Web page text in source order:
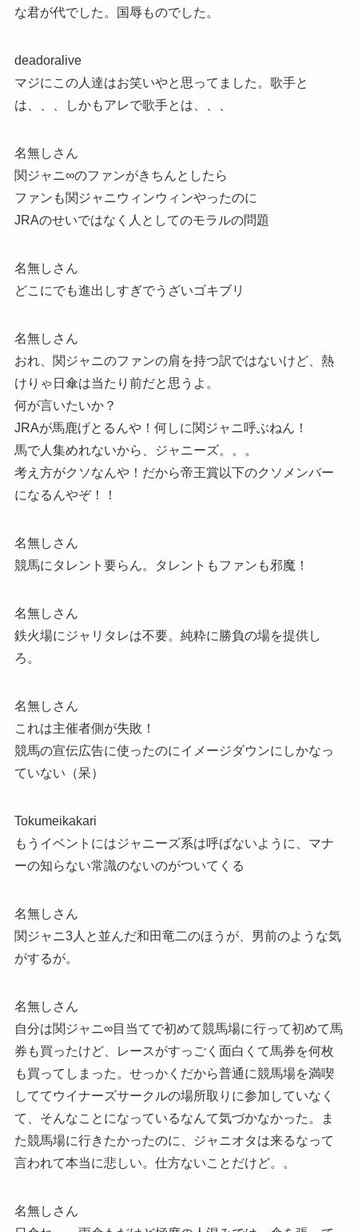
な君が代でした。国辱ものでした。
deadoralive
マジにこの人達はお笑いやと思ってました。歌手と
は、、、しかもアレで歌手とは、、、
名無しさん
関ジャニ∞のファンがきちんとしたら
ファンも関ジャニウィンウィンやったのに
JRAのせいではなく人としてのモラルの問題
名無しさん
どこにでも進出しすぎでうざいゴキブリ
名無しさん
おれ、関ジャニのファンの肩を持つ訳ではないけど、熱
けりゃ日傘は当たり前だと思うよ。
何が言いたいか？
JRAが馬鹿げとるんや！何しに関ジャニ呼ぶねん！
馬で人集めれないから、ジャニーズ。。。
考え方がクソなんや！だから帝王賞以下のクソメンバー
になるんやぞ！！
名無しさん
競馬にタレント要らん。タレントもファンも邪魔！
名無しさん
鉄火場にジャリタレは不要。純粋に勝負の場を提供し
ろ。
名無しさん
これは主催者側が失敗！
競馬の宣伝広告に使ったのにイメージダウンにしかなっ
ていない（呆）
Tokumeikakari
もうイベントにはジャニーズ系は呼ばないように、マナ
ーの知らない常識のないのがついてくる
名無しさん
関ジャニ3人と並んだ和田竜二のほうが、男前のような気
がするが。
名無しさん
自分は関ジャニ∞目当てで初めて競馬場に行って初めて馬
券も買ったけど、レースがすっごく面白くて馬券を何枚
も買ってしまった。せっかくだから普通に競馬場を満喫
しててウイナーズサークルの場所取りに参加していなく
て、そんなことになっているなんて気づかなかった。ま
た競馬場に行きたかったのに、ジャニオタは来るなって
言われて本当に悲しい。仕方ないことだけど。。
名無しさん